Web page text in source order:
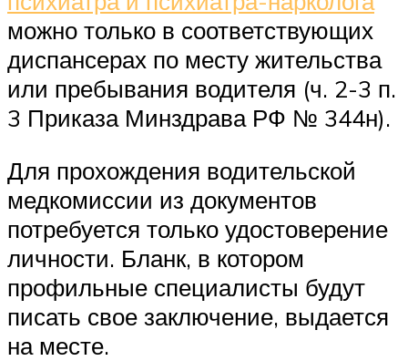
можно только в соответствующих
диспансерах по месту жительства
или пребывания водителя (ч. 2-3 п.
3 Приказа Минздрава РФ № 344н).
Для прохождения водительской
медкомиссии из документов
потребуется только удостоверение
личности. Бланк, в котором
профильные специалисты будут
писать свое заключение, выдается
на месте.